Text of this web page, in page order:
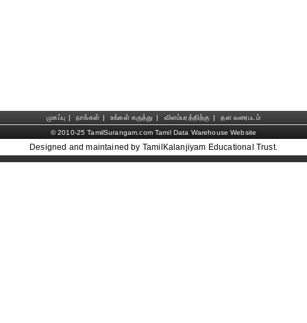
முகப்பு | நாங்கள் | உங்கள் கருத்து | விளம்பரத்திற்கு |
தள வரைபடம்
© 2010-25 TamilSurangam.com Tamil Data Warehouse Website
Designed and maintained by TamilKalanjiyam Educational Trust.